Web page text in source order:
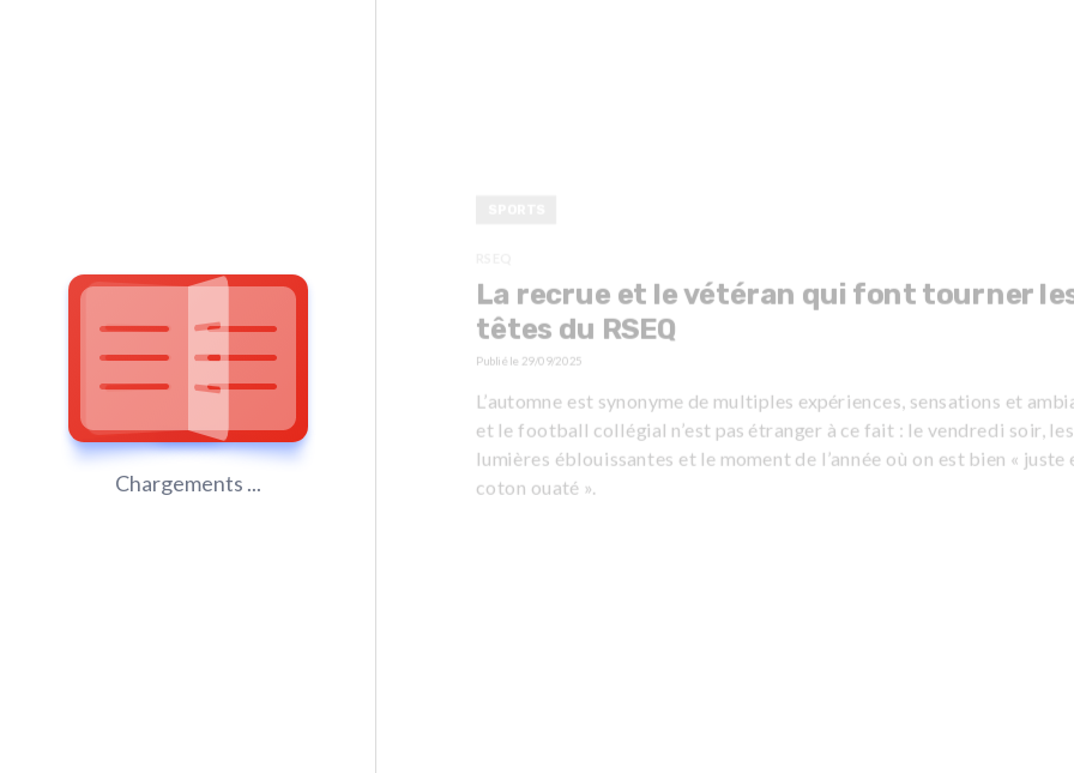
Chargements ...
La recrue et le vétéran qui font tourner
têtes du RSEQ
Publié le 29/09/2025
L’automne est synonyme de multiples expériences, sensations et
et le football collégial n’est pas étranger à ce fait : le vendredi soir, les
lumières éblouissantes et le moment de l’année où on est bien « juste
coton ouaté ».